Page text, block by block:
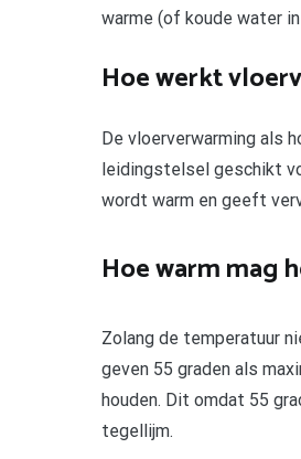
warme (of koude water
Hoe werkt
De vloerverwarming als
leidingstelsel geschikt
wordt warm en geeft
Hoe warm mag
Zolang de temperatuur
geven 55 graden als
houden. Dit omdat 55
tegellijm.